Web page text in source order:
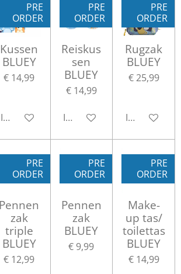
PRE
ORDER
Kussen
BLUEY
€ 14,99
In winkelwagen
PRE
ORDER
Reiskus
sen
BLUEY
€ 14,99
In winkelwagen
PRE
ORDER
Rugzak
BLUEY
€ 25,99
In
PRE
ORDER
Pennen
zak
triple
BLUEY
€ 12,99
PRE
ORDER
Pennen
zak
BLUEY
€ 9,99
PRE
ORDER
Make-
up tas/
toilettas
BLUEY
€ 14,99